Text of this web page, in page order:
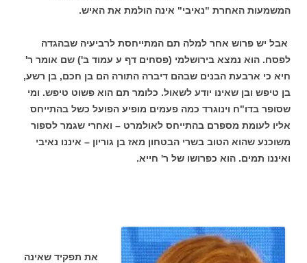
המשמעות האחרת "נאיבי" אינה הולמת את האיש.
אבל יש פרוש אחר למלה תם המתייחסת לרביעיה שבהגדה
לפסח. הוא נמצא בירושלמי (פסחים דף ע עמוד ב') שם אומר ר'
חיא כי ארבעת הבנים שבהם דיברה התורה הם בן חכם, בן רשע,
בן טיפש ובן שאינו יודע לשאול. כלומר תם הוא פשוט טיפש. ומי
שסופר בדו"ח וינוגרד כמה פעמים מופיע הפועל כשל בהתייחס
אליו לעומת מספרם בהתייחס לאולמרט – ואחרי שגמר לספור
משוכנע שהוא הטוב בשרי הבטחון מאז בן גוריון – איננו נאיבי
ואיננו תמים. הוא כפרושו של ר' חייא.
את תפקיד שאינה